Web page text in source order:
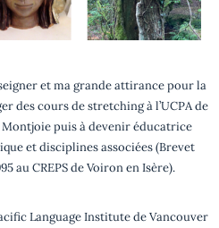
et ma grande attirance pour la
des cours de stretching à l’UCPA de
puis à devenir éducatrice
et disciplines associées (Brevet
au CREPS de Voiron en Isère).
Language Institute de Vancouver